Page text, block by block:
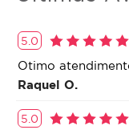
5.0
Otimo
Raquel O.
5.0